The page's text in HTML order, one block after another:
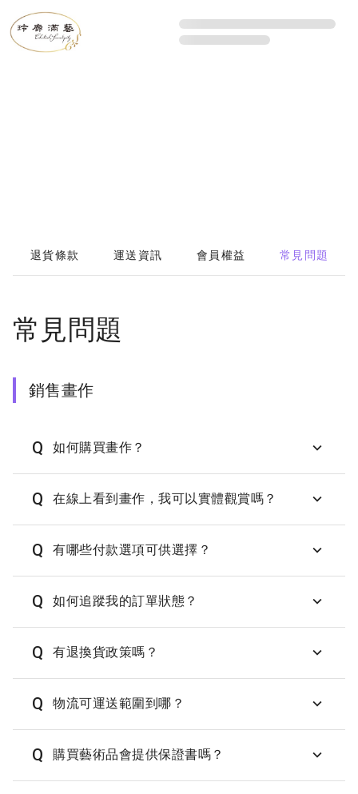
退貨條款 運送資訊 會員權益 常見問題
常見問題
銷售畫作
Q 如何購買畫作？
Q 在線上看到畫作，我可以實體觀賞嗎？
Q 有哪些付款選項可供選擇？
Q 如何追蹤我的訂單狀態？
Q 有退換貨政策嗎？
Q 物流可運送範圍到哪？
Q 購買藝術品會提供保證書嗎？